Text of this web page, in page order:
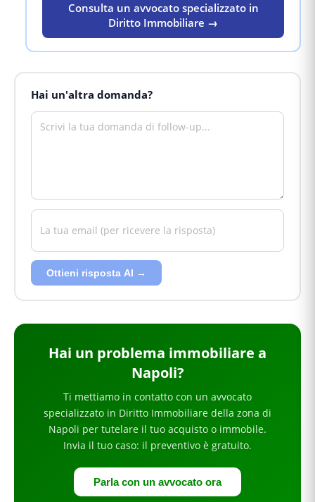
Consulta un avvocato specializzato in
Diritto Immobiliare →
Hai un'altra domanda?
Ottieni risposta AI →
Hai un problema immobiliare a
Napoli?
Ti mettiamo in contatto con un avvocato
specializzato in Diritto Immobiliare della zona di
Napoli per tutelare il tuo acquisto o immobile.
Invia il tuo caso: il preventivo è gratuito.
Parla con un avvocato ora